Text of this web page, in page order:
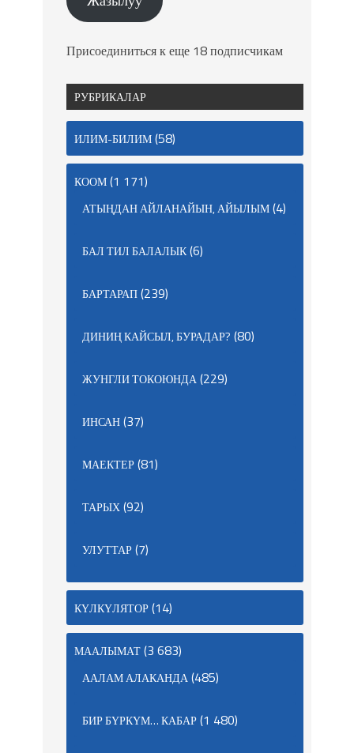
Присоединиться к еще 18 подписчикам
РУБРИКАЛАР
ИЛИМ-БИЛИМ(58)
КООМ(1 171)
АТЫҢДАН АЙЛАНАЙЫН, АЙЫЛЫМ(4)
БАЛ ТИЛ БАЛАЛЫК(6)
БАРТАРАП(239)
ДИНИҢ КАЙСЫЛ, БУРАДАР? (80)
ЖУНГЛИ ТОКОЮНДА(229)
ИНСАН(37)
МАЕКТЕР(81)
ТАРЫХ(92)
УЛУТТАР(7)
КҮЛКҮЛЯТОР(14)
МААЛЫМАТ(3 683)
ААЛАМ АЛАКАНДА(485)
БИР БҮРКҮМ… КАБАР(1 480)